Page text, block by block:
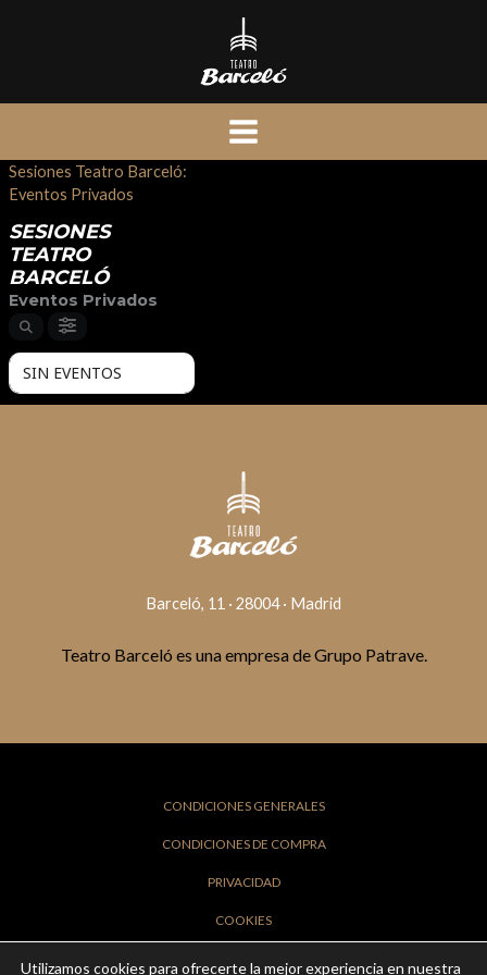
Sesiones Teatro Barceló:
Eventos Privados
SESIONES
TEATRO
BARCELÓ
Eventos Privados
SIN EVENTOS
Barceló, 11 · 28004 · Madrid
Teatro Barceló es una empresa de Grupo Patrave.
CONDICIONES GENERALES
CONDICIONES DE COMPRA
PRIVACIDAD
COOKIES
Utilizamos cookies para ofrecerte la mejor experiencia en nuestra